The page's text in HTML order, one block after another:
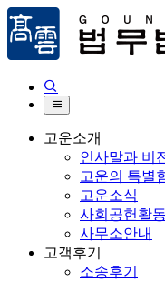


고운소개
인사말과 비
고운의 특별
고운소식
사회공헌활동
사무소안내
고객후기
소송후기